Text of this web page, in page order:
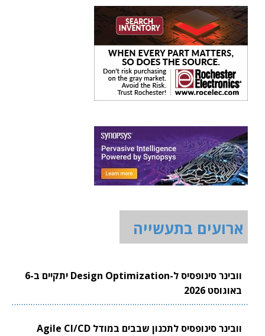
ארועים בתעשייה
וובינר סינופסיס ל-Design Optimization יתקיים ב-6
באוגוסט 2026
וובינר סינופסיס לתכנון שבבים במודל Agile CI/CD